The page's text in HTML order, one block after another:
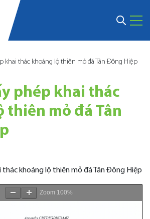
khai thác khoáng lộ thiên mỏ đá Tân Đông Hiệp
phép khai thác
thiên mỏ đá Tân
thác khoáng lộ thiên mỏ đá Tân Đông Hiệp
Zoom 100%